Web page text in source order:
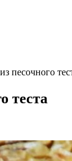
песочного
теста